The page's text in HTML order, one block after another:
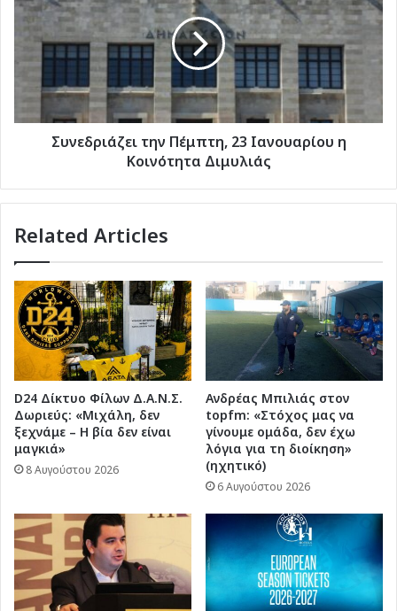
Πέμπτη,
23
Ιανουαρίου
Κοινότητα
Διμυλιάς
Συνεδριάζει την Πέμπτη, 23 Ιανουαρίου η
Κοινότητα Διμυλιάς
Related Articles
D24 Δίκτυο Φίλων Δ.Α.Ν.Σ.
Δωριεύς: «Μιχάλη, δεν
ξεχνάμε – Η βία δεν είναι
μαγκιά»
8 Αυγούστου 2026
Ανδρέας Μπιλιάς στον
topfm: «Στόχος μας να
γίνουμε ομάδα, δεν έχω
λόγια για τη διοίκηση»
(ηχητικό)
6 Αυγούστου 2026